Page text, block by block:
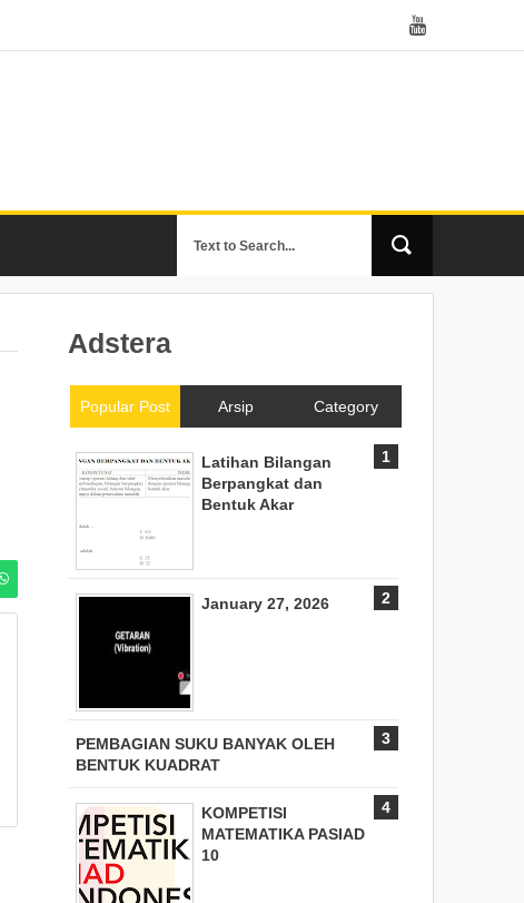
Adstera
Popular Post Arsip Category
Latihan Bilangan
Berpangkat dan
Bentuk Akar
January 27, 2026
PEMBAGIAN SUKU BANYAK OLEH
BENTUK KUADRAT
KOMPETISI
MATEMATIKA PASIAD
10